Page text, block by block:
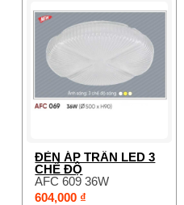
ĐÈN ÁP TRẦN LED 3
CHẾ ĐỘ
AFC 609 36W
604,000 ₫